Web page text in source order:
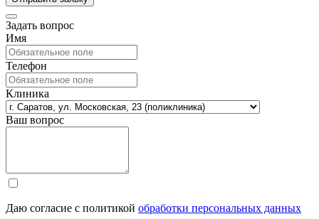
Задать вопрос
Имя
Телефон
Клиника
Ваш вопрос
Даю согласие с политикой обработки персональных данных